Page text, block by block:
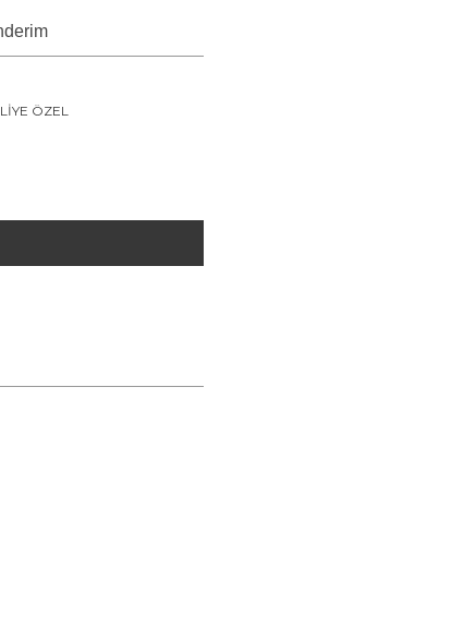
ÖZEL